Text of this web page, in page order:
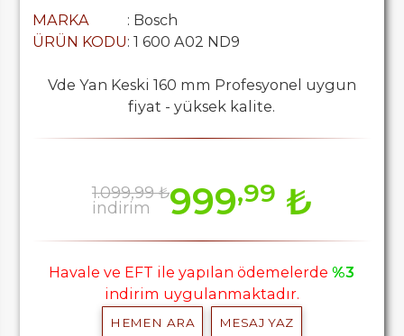
MARKA
: Bosch
ÜRÜN KODU: 1 600 A02 ND9
Vde Yan Keski 160 mm Profesyonel uygun
fiyat - yüksek kalite.
1.099,99 ₺
indirim
999,99 ₺
Havale ve EFT ile yapılan ödemelerde%3
indirim uygulanmaktadır.
HEMEN ARA MESAJ YAZ